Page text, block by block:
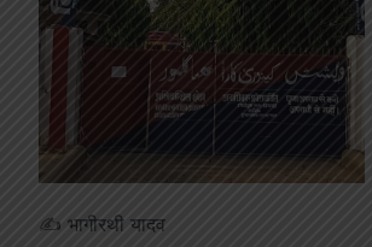
✍️ भागीरथी यादव